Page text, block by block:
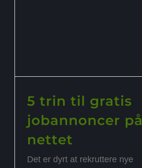
5 trin til gratis
jobannoncer på
nettet
Det er dyrt at rekruttere nye